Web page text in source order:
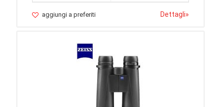
aggiungi a preferiti Dettagli»